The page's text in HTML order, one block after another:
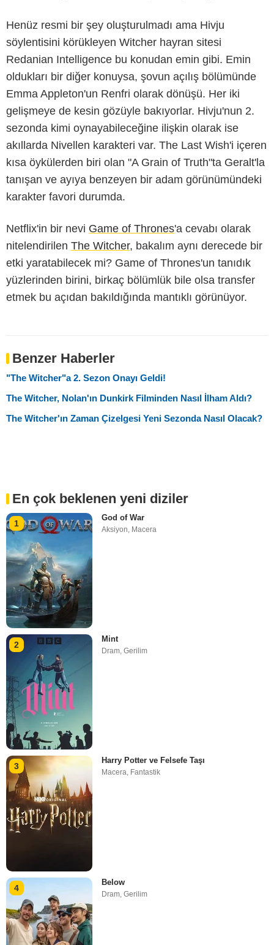
Henüz resmi bir şey oluşturulmadı ama Hivju
söylentisini körükleyen Witcher hayran sitesi
Redanian Intelligence bu konudan emin gibi. Emin
oldukları bir diğer konuysa, şovun açılış bölümünde
Emma Appleton'un Renfri olarak dönüşü. Her iki
gelişmeye de kesin gözüyle bakıyorlar. Hivju'nun 2.
sezonda kimi oynayabileceğine ilişkin olarak ise
akıllarda Nivellen karakteri var. The Last Wish'i içeren
kısa öykülerden biri olan "A Grain of Truth"ta Geralt'la
tanışan ve ayıya benzeyen bir adam görünümündeki
karakter favori durumda.
Netflix'in bir nevi Game of Thrones'a cevabı olarak
nitelendirilen The Witcher, bakalım aynı derecede bir
etki yaratabilecek mi? Game of Thrones'un tanıdık
yüzlerinden birini, birkaç bölümlük bile olsa transfer
etmek bu açıdan bakıldığında mantıklı görünüyor.
Benzer Haberler
"The Witcher"a 2. Sezon Onayı Geldi!
The Witcher, Nolan'ın Dunkirk Filminden Nasıl İlham Aldı?
The Witcher'ın Zaman Çizelgesi Yeni Sezonda Nasıl Olacak?
En çok beklenen yeni diziler
1
God of War
Aksiyon Macera
2
Mint
Dram,Gerilim
3
Harry Potter ve Felsefe Taşı
Macera, Fantastik
4
Below
Dram ,Gerilim